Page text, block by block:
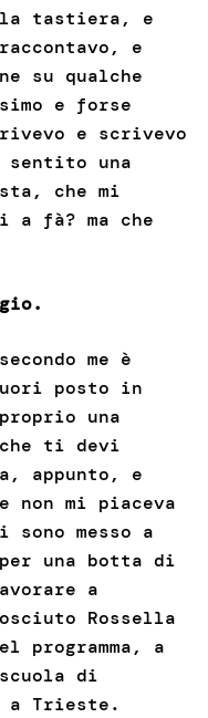
tastiera, e
e
su qualche
e forse
e scrivevo
una
che mi
a fà? ma che
me è
posto in
una
ti devi
appunto, e
non mi piaceva
messo a
una botta di
a
Rossella
programma, a
di
a Trieste.